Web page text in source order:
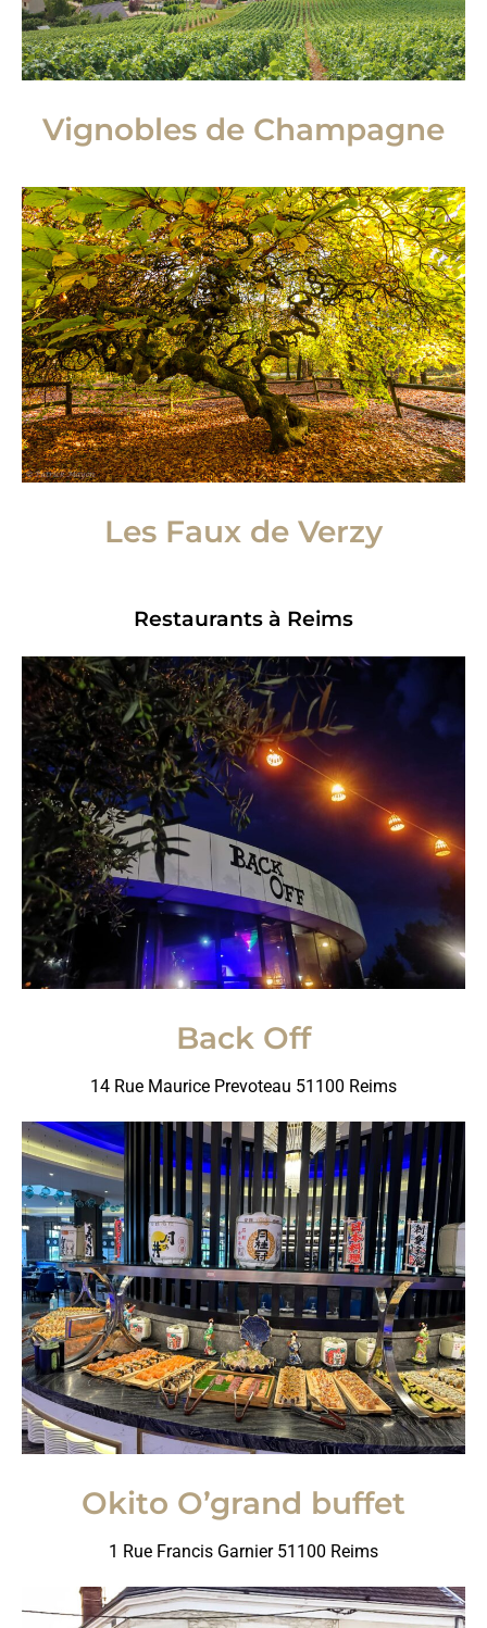
Vignobles de Champagne
Les Faux de Verzy
Restaurants à Reims
Back Off
14 Rue Maurice Prevoteau 51100 Reims
Okito O’grand buffet
1 Rue Francis Garnier 51100 Reims